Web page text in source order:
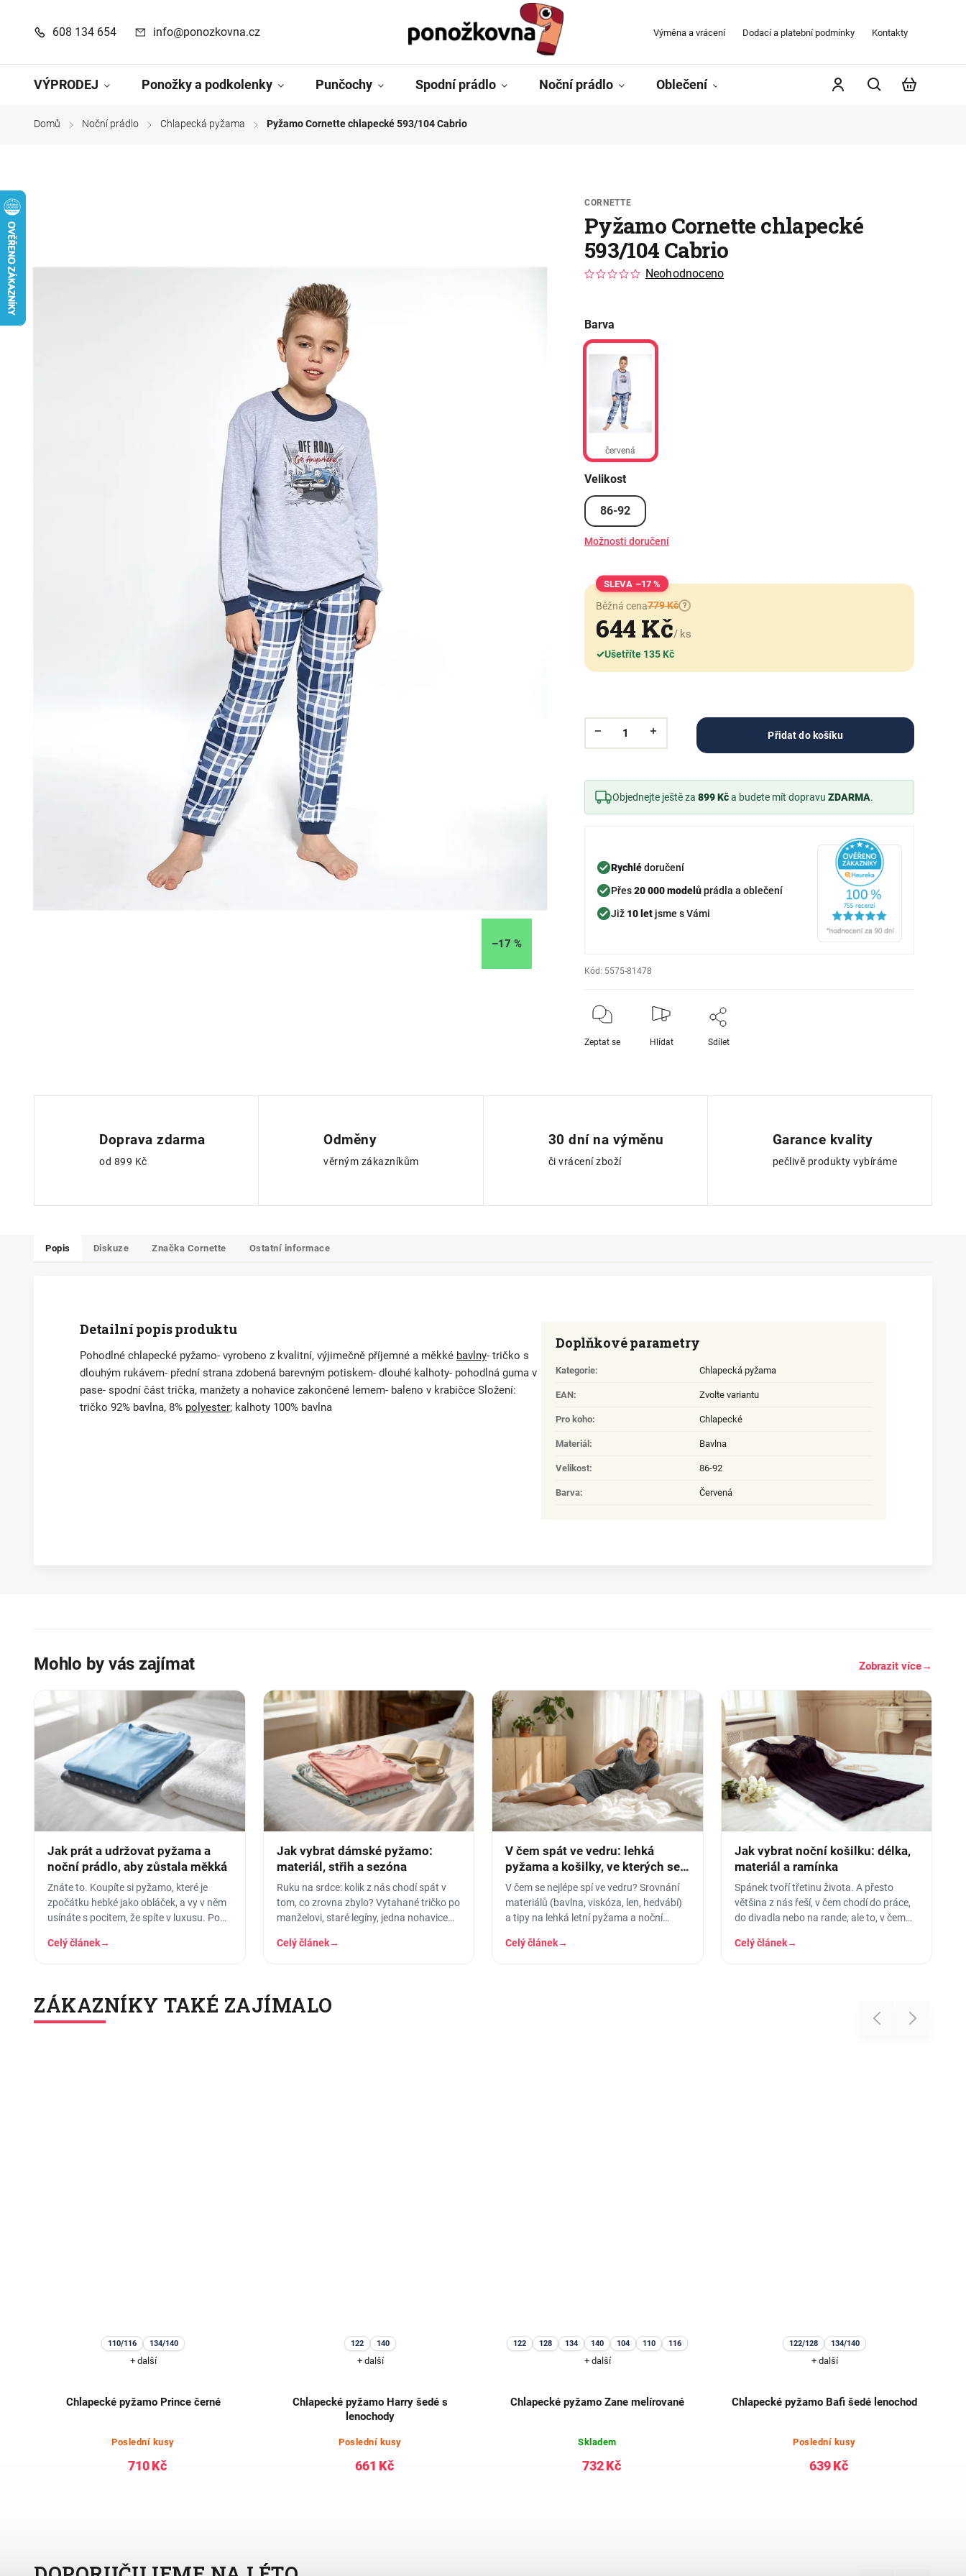
608 134 654 info@ponozkovna.cz Výměna a vrácení Dodací a platební podmínky Kontakty
VÝPRODEJ Ponožky a podkolenky Punčochy Spodní prádlo Noční prádlo Oblečení Kontakty
Domů / Noční prádlo / Chlapecká pyžama / Pyžamo Cornette chlapecké 593/104 Cabrio
–17 %
CORNETTE
Pyžamo Cornette chlapecké
593/104 Cabrio
Neohodnoceno
Barva
červená
Velikost
86-92
Možnosti doručení
–17 %
Běžná cena779 Kč ?
644 Kč/ ks
✓Ušetříte 135 Kč
Přidat do košíku
Objednejte ještě za 899 Kča budete mít dopravu ZDARMA.
Rychlédoručení
Přes20 000 modelůprádla a oblečení
Již 10 letjsme s Vámi
Kód: 5575-81478
Zeptat se Hlídat Sdílet
Doprava zdarma
od 899 Kč
Odměny
věrným zákazníkům
30 dní na výměnu
či vrácení zboží
Garance kvality
pečlivě produkty vybíráme
Popis Diskuze Značka Cornette Ostatní informace
Detailní popis produktu
Pohodlné chlapecké pyžamo- vyrobeno z kvalitní, výjimečně příjemné a měkké bavlny- tričko s
dlouhým rukávem- přední strana zdobená barevným potiskem- dlouhé kalhoty- pohodlná guma v
pase- spodní část trička, manžety a nohavice zakončené lemem- baleno v krabičce Složení:
tričko 92% bavlna, 8% polyester; kalhoty 100% bavlna
Doplňkové parametry
Kategorie: Chlapecká pyžama
EAN: Zvolte variantu
Pro koho: Chlapecké
Materiál : Bavlna
Velikost: 86-92
Barva: Červená
Mohlo by vás zajímat Zobrazit více→
Jak prát a udržovat pyžama a
noční prádlo, aby zůstala měkká
Znáte to. Koupíte si pyžamo, které je
zpočátku hebké jako obláček, a vy v něm
usínáte s pocitem, že spíte v luxusu. Po
Celý článek→
Jak vybrat dámské pyžamo:
materiál, střih a sezóna
Ruku na srdce: kolik z nás chodí spát v
tom, co zrovna zbylo? Vytahané tričko po
manželovi, staré legíny, jedna nohavice
Celý článek→
V čem spát ve vedru: lehká
pyžama a košilky, ve kterých se
nezapaříte
V čem se nejlépe spí ve vedru? Srovnání
materiálů (bavlna, viskóza, len, hedvábí)
a tipy na lehká letní pyžama a noční
Celý článek→
Jak vybrat noční košilku: délka,
materiál a ramínka
Spánek tvoří třetinu života. A přesto
většina z nás řeší, v čem chodí do práce,
do divadla nebo na rande, ale to, v čem
Celý článek→
ZÁKAZNÍKY TAKÉ ZAJÍMALO
Previous
110/116 134/140
+ další
Chlapecké pyžamo Prince černé
Poslední kusy
710 Kč
122 140
+ další
Chlapecké pyžamo Harry šedé s
lenochody
Poslední kusy
661 Kč
122 128 134 140 104 110 116
+ další
Chlapecké pyžamo Zane melírované
Skladem
732 Kč
122/128 134/140
+ další
Chlapecké pyžamo Bafi šedé lenochod
Poslední kusy
639 Kč
Next